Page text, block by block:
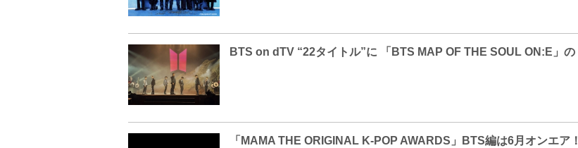
「MAMA THE ORIGINAL K-POP AWARDS」BTS編は6月オンエア！